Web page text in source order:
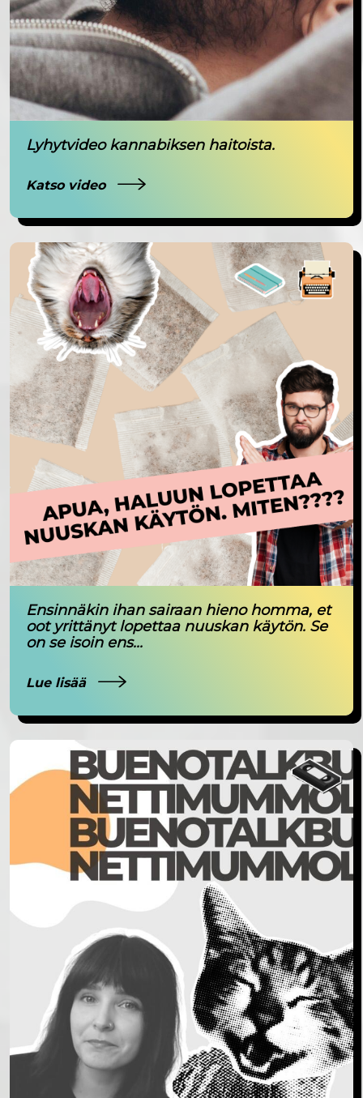
Lyhytvideo kannabiksen haitoista.
Katso video
Ensinnäkin ihan sairaan hieno homma, et
oot yrittänyt lopettaa nuuskan käytön. Se
on se isoin ens...
Lue lisää